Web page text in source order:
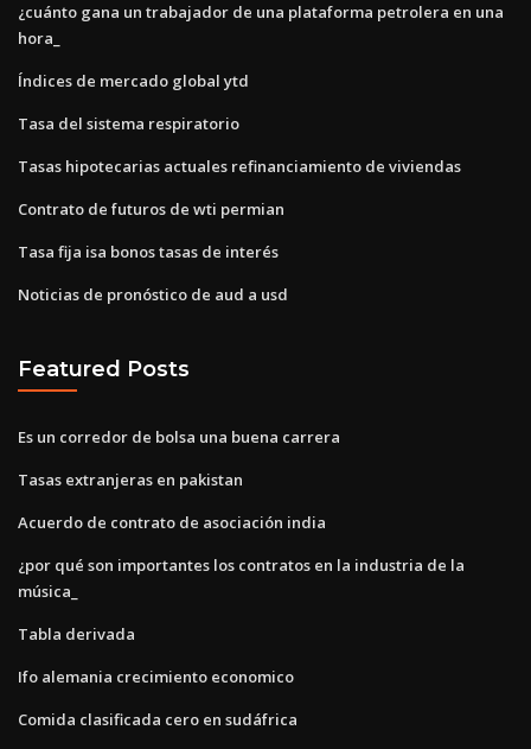
¿cuánto gana un trabajador de una plataforma petrolera en una
hora_
Índices de mercado global ytd
Tasa del sistema respiratorio
Tasas hipotecarias actuales refinanciamiento de viviendas
Contrato de futuros de wti permian
Tasa fija isa bonos tasas de interés
Noticias de pronóstico de aud a usd
Featured Posts
Es un corredor de bolsa una buena carrera
Tasas extranjeras en pakistan
Acuerdo de contrato de asociación india
¿por qué son importantes los contratos en la industria de la
música_
Tabla derivada
Ifo alemania crecimiento economico
Comida clasificada cero en sudáfrica